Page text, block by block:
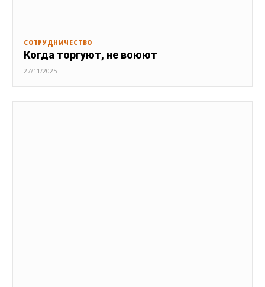
СОТРУДНИЧЕСТВО
Когда торгуют, не воюют
27/11/2025